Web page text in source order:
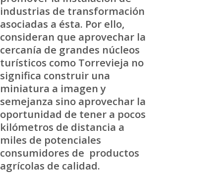
industrias de transformación
asociadas a ésta. Por ello,
consideran que aprovechar la
cercanía de grandes núcleos
turísticos como Torrevieja no
significa construir una
miniatura a imagen y
semejanza sino aprovechar la
oportunidad de tener a pocos
kilómetros de distancia a
miles de potenciales
consumidores de productos
agrícolas de calidad.